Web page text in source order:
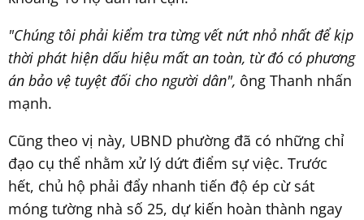
"Chúng tôi phải kiểm tra từng vết nứt nhỏ nhất để kịp
thời phát hiện dấu hiệu mất an toàn, từ đó có phương
án bảo vệ tuyệt đối cho người dân", ông Thanh nhấn
mạnh.
Cũng theo vị này, UBND phường đã có những chỉ
đạo cụ thể nhằm xử lý dứt điểm sự việc. Trước
hết, chủ hộ phải đẩy nhanh tiến độ ép cừ sát
móng tường nhà số 25, dự kiến hoàn thành ngay